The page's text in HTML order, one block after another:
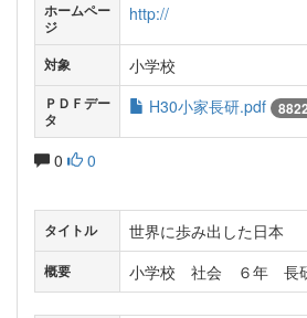
ホームペー
ジ
http://
対象 小学校
ＰＤＦデー
タ
H30小家長研.pdf 8822
0 0
タイトル 世界に歩み出した日本
概要 小学校 社会 ６年 長